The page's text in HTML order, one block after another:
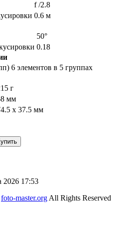
f /2.8
0.6 м
50°
0.18
6 элементов в 5 группах
г
мм
x 37.5 мм
2026 17:53
foto-master.orgAll Rights Reserved